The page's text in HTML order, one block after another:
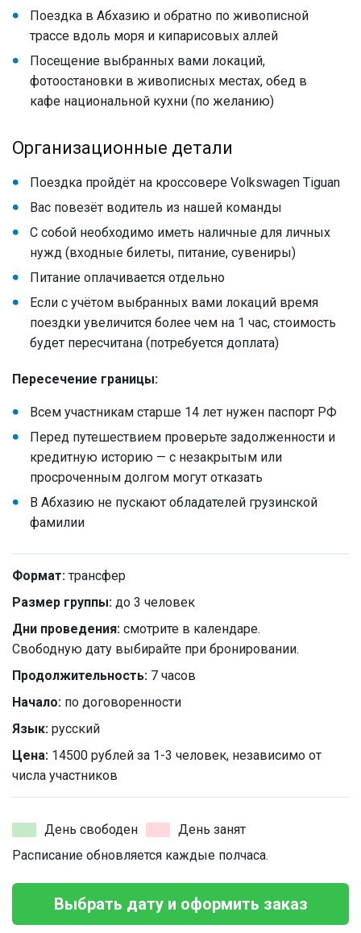
Поездка в Абхазию и обратно по живописной
трассе вдоль моря и кипарисовых аллей
Посещение выбранных вами локаций,
фотоостановки в живописных местах, обед в
кафе национальной кухни (по желанию)
Организационные детали
Поездка пройдёт на кроссовере Volkswagen Tiguan
Вас повезёт водитель из нашей команды
С собой необходимо иметь наличные для личных
нужд (входные билеты, питание, сувениры)
Питание оплачивается отдельно
Если с учётом выбранных вами локаций время
поездки увеличится более чем на 1 час, стоимость
будет пересчитана (потребуется доплата)
Пересечение границы:
Всем участникам старше 14 лет нужен паспорт РФ
Перед путешествием проверьте задолженности и
кредитную историю — с незакрытым или
просроченным долгом могут отказать
В Абхазию не пускают обладателей грузинской
фамилии
Формат: трансфер
Размер группы: до 3 человек
Дни проведения: смотрите в календаре.
Свободную дату выбирайте при бронировании.
Продолжительность: 7 часов
Начало: по договоренности
Язык: русский
Цена: 14500 рублей за 1-3 человек, независимо от
числа участников
День свободен
День занят
Расписание обновляется каждые полчаса.
Выбрать дату и оформить заказ